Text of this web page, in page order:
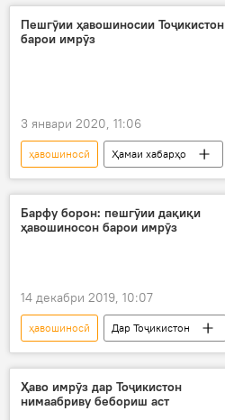
Ожонси ҳавошиносӣ
Пешгӯии ҳавошиносии Тоҷикистон
барои имрӯз
3 январи 2020, 11:06
ҳавошиносӣ
Ҳамаи хабарҳо
Дар Тоҷикистон
борон
Барфу борон: пешгӯии дақиқи
ҳавошиносон барои имрӯз
14 декабри 2019, 10:07
ҳавошиносӣ
Дар Тоҷикистон
Ҳамаи хабарҳо
барф
Ҳаво имрӯз дар Тоҷикистон
нимаабриву бебориш аст